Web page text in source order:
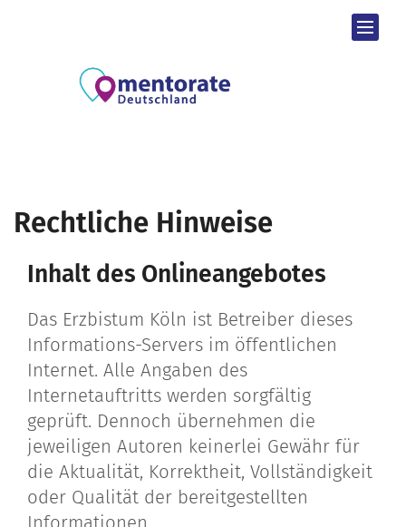
Rechtliche Hinweise
Inhalt des Onlineangebotes
Das Erzbistum Köln ist Betreiber dieses
Informations-Servers im öffentlichen
Internet. Alle Angaben des
Internetauftritts werden sorgfältig
geprüft. Dennoch übernehmen die
jeweiligen Autoren keinerlei Gewähr für
die Aktualität, Korrektheit, Vollständigkeit
oder Qualität der bereitgestellten